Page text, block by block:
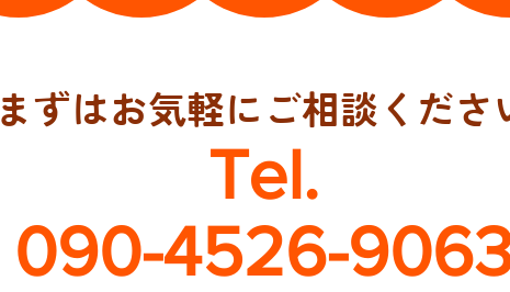
まずはお気軽にご相談くださ
Tel.
090-4526-